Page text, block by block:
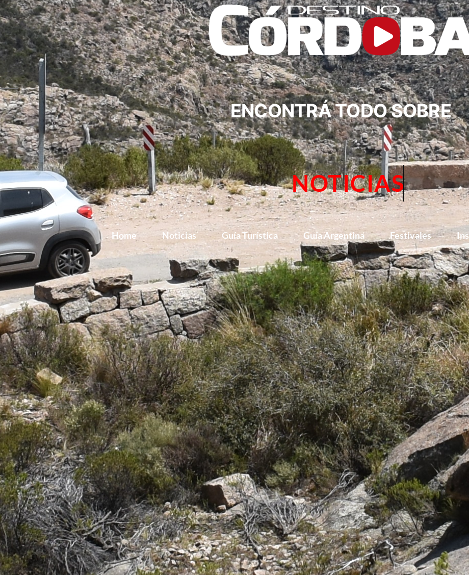
ENCONTRÁ TODO SOBRE
NOTICIAS
Home Noticias Guía Turística Guía Argentina Festivales